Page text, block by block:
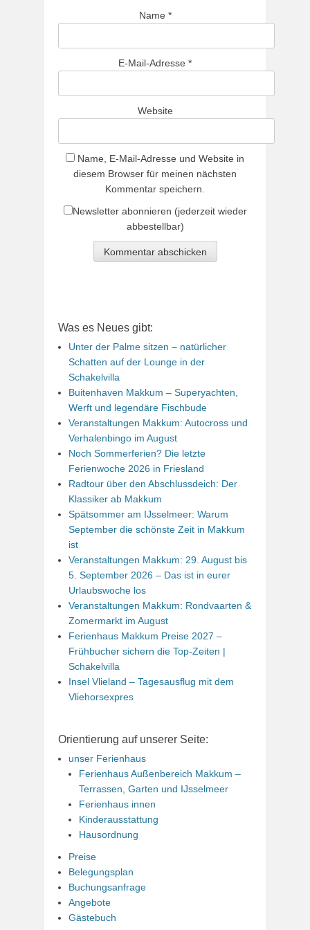
Name *
E-Mail-Adresse *
Website
Name, E-Mail-Adresse und Website in
diesem Browser für meinen nächsten
Kommentar speichern.
Newsletter abonnieren (jederzeit wieder
abbestellbar)
Was es Neues gibt:
Unter der Palme sitzen – natürlicher
Schatten auf der Lounge in der
Schakelvilla
Buitenhaven Makkum – Superyachten,
Werft und legendäre Fischbude
Veranstaltungen Makkum: Autocross und
Verhalenbingo im August
Noch Sommerferien? Die letzte
Ferienwoche 2026 in Friesland
Radtour über den Abschlussdeich: Der
Klassiker ab Makkum
Spätsommer am IJsselmeer: Warum
September die schönste Zeit in Makkum
ist
Veranstaltungen Makkum: 29. August bis
5. September 2026 – Das ist in eurer
Urlaubswoche los
Veranstaltungen Makkum: Rondvaarten &
Zomermarkt im August
Ferienhaus Makkum Preise 2027 –
Frühbucher sichern die Top-Zeiten |
Schakelvilla
Insel Vlieland – Tagesausflug mit dem
Vliehorsexpres
Orientierung auf unserer Seite:
unser Ferienhaus
Ferienhaus Außenbereich Makkum –
Terrassen, Garten und IJsselmeer
Ferienhaus innen
Kinderausstattung
Hausordnung
Preise
Belegungsplan
Buchungsanfrage
Angebote
Gästebuch